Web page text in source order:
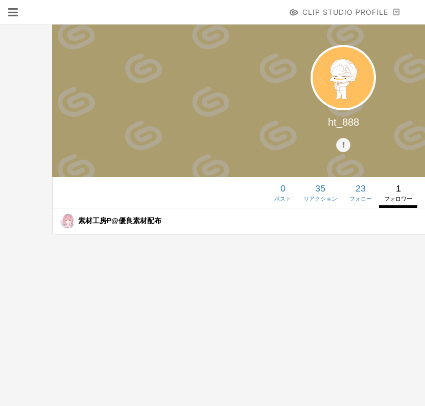
CLIP STUDIO PROFILE
ht_888
0
ポスト
35
リアクション
23
フォロー
1
フォロワー
素材工房P@優良素材配布